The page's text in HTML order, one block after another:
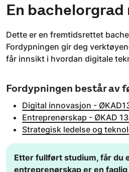
En
Dette er en fremtidsrettet
Fordypningen gir deg
får innsikt i hvordan digitale
Fordypningen består av
Digital innovasjon -
Entreprenørskap - ØKAD
Strategisk ledelse og
​Etter fullført studium, får du
entreprenørskap er en